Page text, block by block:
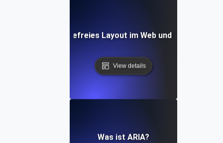
Was ist ein barrierefreies Layout im Web und auf
View details
Was ist ARIA?